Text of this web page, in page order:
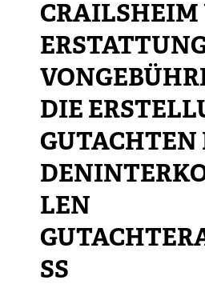
CRAILSHEIM
DIE
GUTACHTEN
LEN
SS